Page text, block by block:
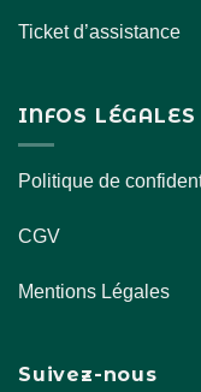
Ticket d’assistance
INFOS LÉGALES
Politique de
CGV
Mentions Légales
Suivez-nous